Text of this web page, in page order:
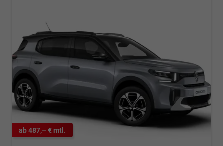
ab 487,– € mtl.